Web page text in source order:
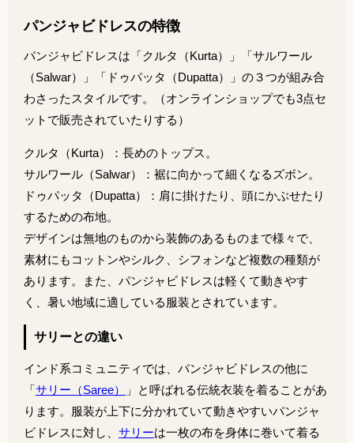
パンジャビドレスの特徴
パンジャビドレスは「クルタ（Kurta）」「サルワール
（Salwar）」「ドゥパッタ（Dupatta）」の３つが組み合
わさったスタイルです。（オンラインショップでも3点セ
ットで販売されていたりする）
クルタ（Kurta）：長めのトップス。
サルワール（Salwar）：裾に向かって細くなるズボン。
ドゥパッタ（Dupatta）：肩に掛けたり、頭にかぶせたり
するための布地。
デザインは無地のものから装飾のあるものまで様々で、
素材にもコットンやシルク、シフォンなど複数の種類が
あります。また、パンジャビドレスは軽くて動きやす
く、暑い地域に適している服装とされています。
サリーとの違い
インド系コミュニティでは、パンジャビドレスの他に
「サリー（Saree）
」と呼ばれる伝統衣装を着ることがあ
ります。服装が上下に分かれていて動きやすいパンジャ
ビドレスに対し、 サリーは一枚の布を身体に巻いて着る